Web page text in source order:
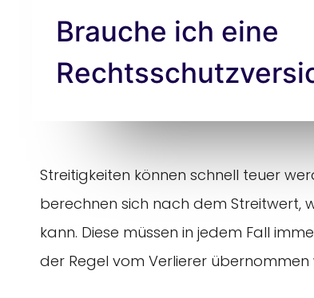
Brauche ich eine
Streitigkeiten können schnell teuer
berechnen sich nach dem Streitwert,
kann. Diese müssen in jedem Fall
der Regel vom Verlierer